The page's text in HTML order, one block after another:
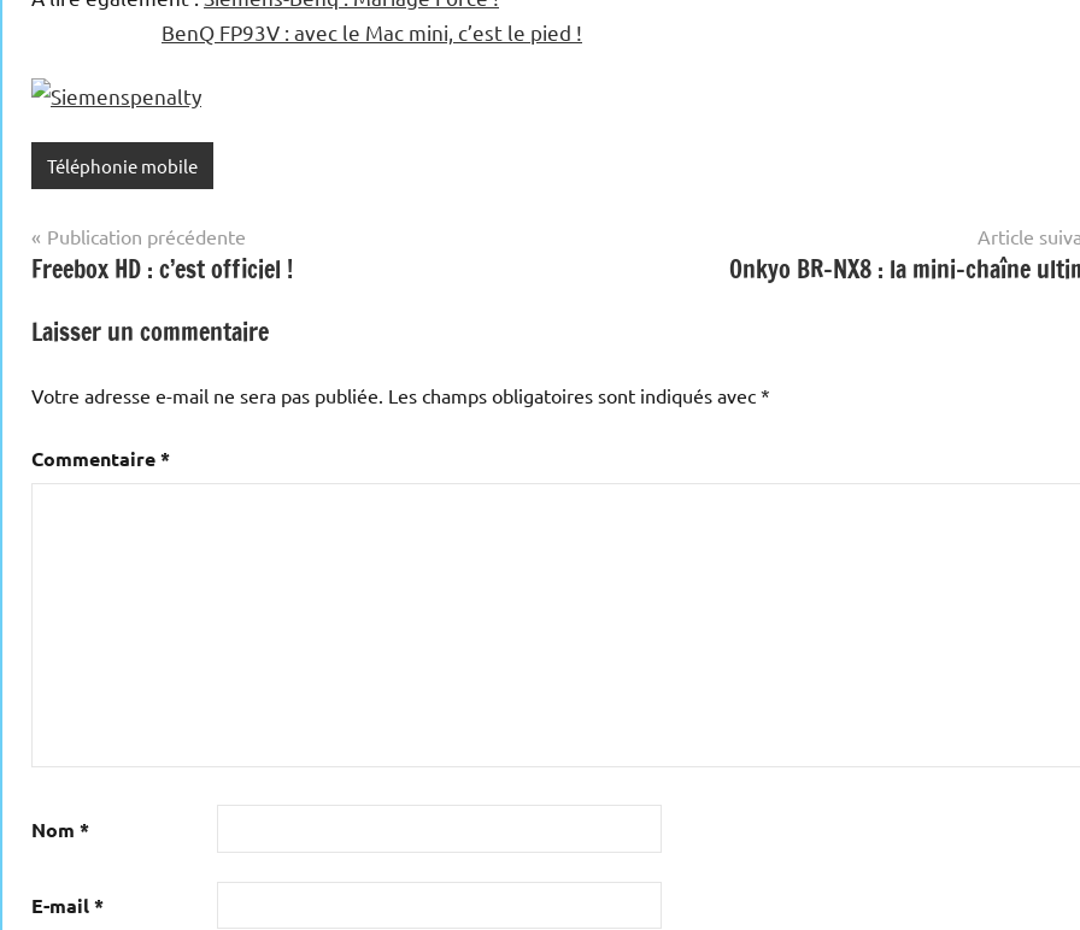
BenQ FP93V : avec le Mac mini, c’est le pied !
Téléphonie mobile
Navigation
de
l’article
Publication précédente
Freebox HD : c’est officiel !
Article
Onkyo BR-NX8 : la mini-chaîne
Laisser un commentaire
Votre adresse e-mail ne sera pas publiée. Les champs obligatoires sont indiqués avec *
Commentaire*
Nom *
E-mail*